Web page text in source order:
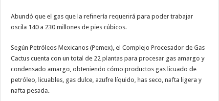
Abundó que el gas que la refinería requerirá para poder trabajar
oscila 140 a 230 millones de pies cúbicos.
Según Petróleos Mexicanos (Pemex), el Complejo Procesador de Gas
Cactus cuenta con un total de 22 plantas para procesar gas amargo y
condensado amargo, obteniendo cómo productos gas licuado de
petróleo, licuables, gas dulce, azufre líquido, has seco, nafta ligera y
nafta pesada.